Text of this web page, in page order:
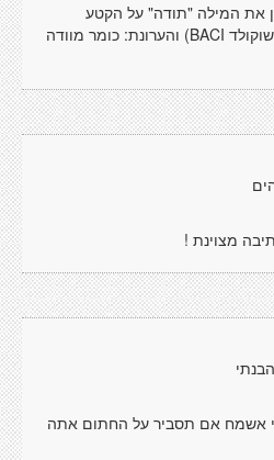
את המילה "תודה" על הקטע
המתוק הזה (הזכיר לי קצת שוקולד BACI) והערונת: כומר מוודה
מצוינת !
אשמח אם תסביר על החתום אתה